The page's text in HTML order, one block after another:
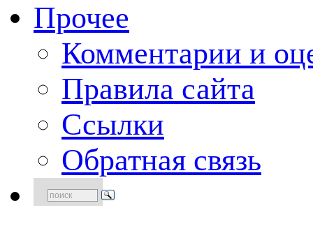
Прочее
Комментарии и
Правила сайта
Ссылки
Обратная связь